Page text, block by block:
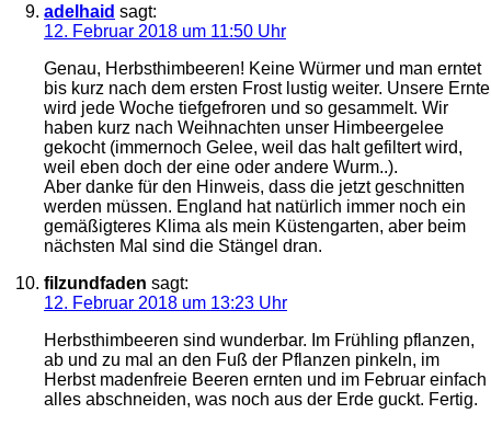
adelhaid sagt:
12. Februar 2018 um 11:50 Uhr
Genau, Herbsthimbeeren! Keine Würmer und man erntet
bis kurz nach dem ersten Frost lustig weiter. Unsere Ernte
wird jede Woche tiefgefroren und so gesammelt. Wir
haben kurz nach Weihnachten unser Himbeergelee
gekocht (immernoch Gelee, weil das halt gefiltert wird,
weil eben doch der eine oder andere Wurm..).
Aber danke für den Hinweis, dass die jetzt geschnitten
werden müssen. England hat natürlich immer noch ein
gemäßigteres Klima als mein Küstengarten, aber beim
nächsten Mal sind die Stängel dran.
filzundfaden sagt:
12. Februar 2018 um 13:23 Uhr
Herbsthimbeeren sind wunderbar. Im Frühling pflanzen,
ab und zu mal an den Fuß der Pflanzen pinkeln, im
Herbst madenfreie Beeren ernten und im Februar einfach
alles abschneiden, was noch aus der Erde guckt. Fertig.